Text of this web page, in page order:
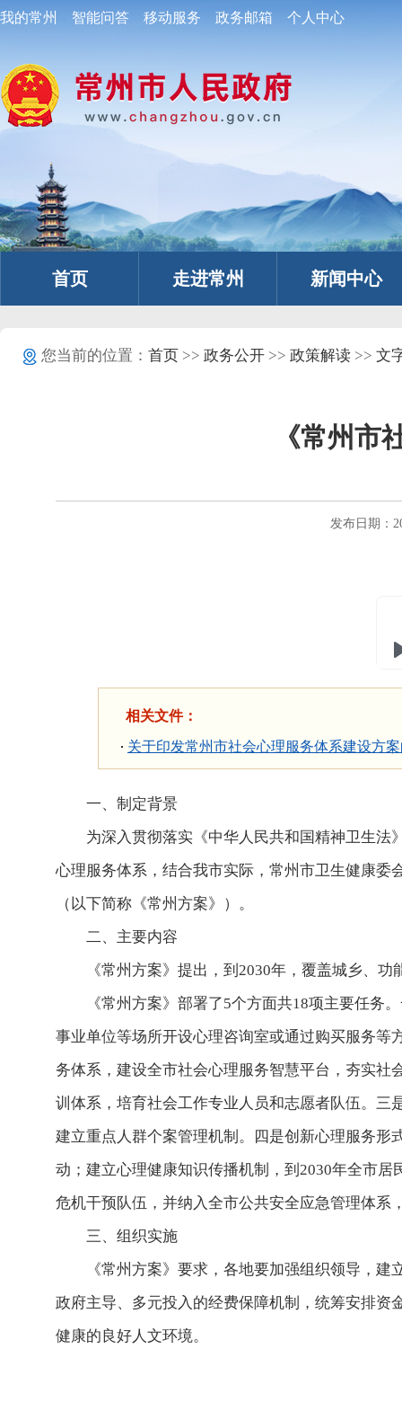
我的常州 智能问答 移动服务 政务邮箱 个人中心
首页 走进常州 新闻中心
您当前的位置： 首页>> 政务公开>> 政策解读>> 文
《常州市
发布日期：
相关文件：
关于印发常州市社会心理服务体系建设方
一、制定背景
为深入贯彻落实《中华人民共和国精神卫生法
心理服务体系，结合我市实际，常州市卫生健康
（以下简称《常州方案》）。
二、主要内容
《常州方案》提出，到2030年，覆盖城乡、
《常州方案》部署了5个方面共18项主要任务
事业单位等场所开设心理咨询室或通过购买服务
务体系，建设全市社会心理服务智慧平台，夯实
训体系，培育社会工作专业人员和志愿者队伍。
建立重点人群个案管理机制。四是创新心理服务形
动；建立心理健康知识传播机制，到2030年全市
危机干预队伍，并纳入全市公共安全应急管理体
三、组织实施
《常州方案》要求，各地要加强组织领导，
政府主导、多元投入的经费保障机制，统筹安排
健康的良好人文环境。